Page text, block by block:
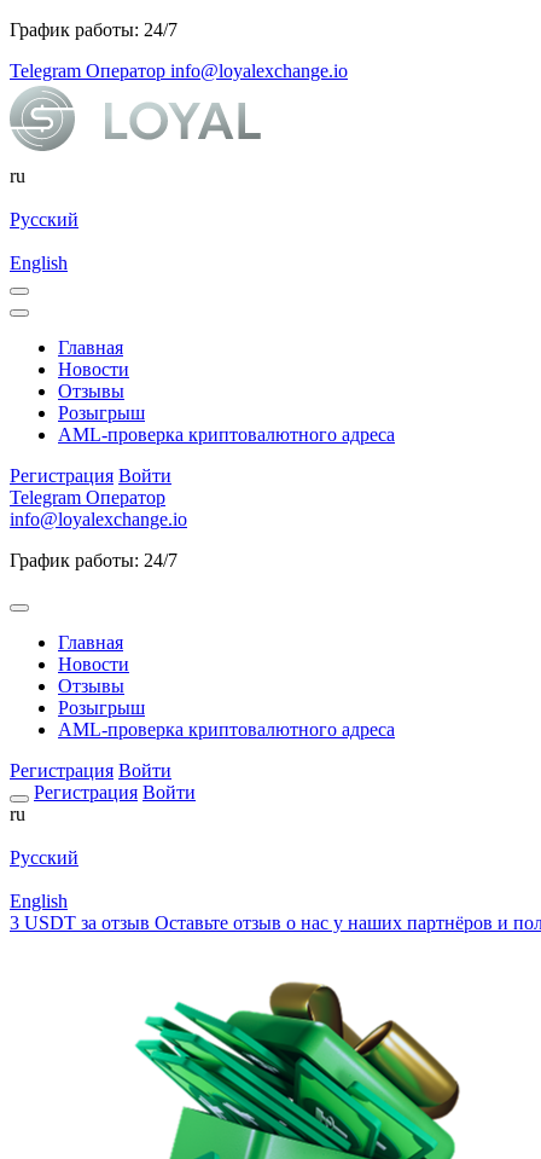
График работы: 24/7
Telegram Оператор info@loyalexchange.io
ru
Русский
English
Главная
Новости
Отзывы
Розыгрыш
AML-проверка криптовалютного адреса
Регистрация Войти
Telegram Оператор
info@loyalexchange.io
График работы: 24/7
Главная
Новости
Отзывы
Розыгрыш
AML-проверка криптовалютного адреса
Регистрация Войти
Регистрация Войти
ru
Русский
English
3 USDT за отзыв Оставьте отзыв о нас у наших партнёров и